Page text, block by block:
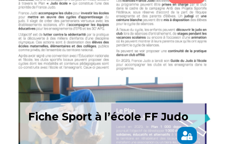
Fiche Sport à l’école FF Judo